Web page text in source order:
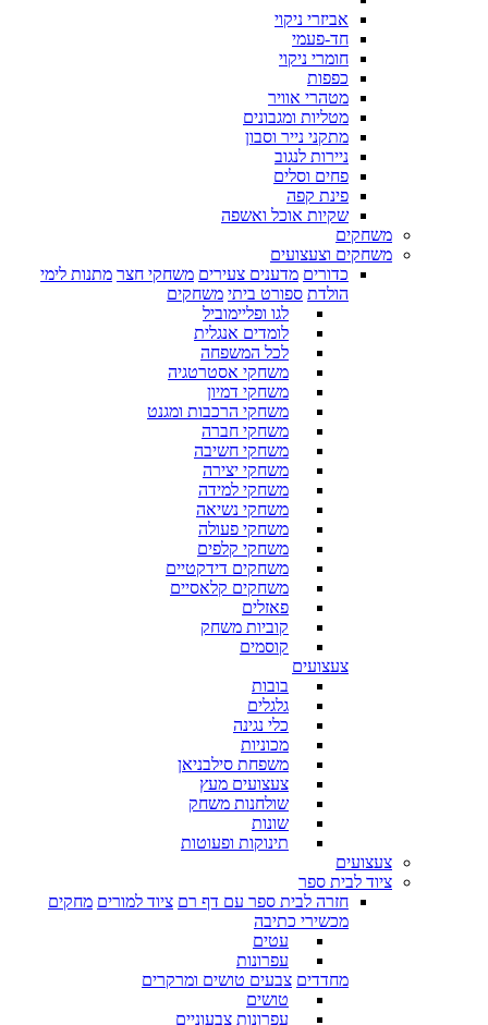
אביזרי ניקוי
חד-פעמי
חומרי ניקוי
כפפות
מטהרי אוויר
מטליות ומגבונים
מתקני נייר וסבון
ניירות לנגוב
פחים וסלים
פינת קפה
שקיות אוכל ואשפה
משחקים
משחקים וצעצועים
כדורים מדענים צעירים משחקי חצר מתנות לימי
הולדת ספורט ביתי משחקים
לגו ופליימוביל
לומדים אנגלית
לכל המשפחה
משחקי אסטרטגיה
משחקי דמיון
משחקי הרכבות ומגנט
משחקי חברה
משחקי חשיבה
משחקי יצירה
משחקי למידה
משחקי נשיאה
משחקי פעולה
משחקי קלפים
משחקים דידקטיים
משחקים קלאסיים
פאזלים
קוביות משחק
קוסמים
צעצועים
בובות
גלגלים
כלי נגינה
מכוניות
משפחת סילבניאן
צעצועים מעץ
שולחנות משחק
שונות
תינוקות ופעוטות
צעצועים
ציוד לבית ספר
חזרה לבית ספר עם דף רם ציוד למורים מחקים
מכשירי כתיבה
עטים
עפרונות
מחדדים צבעים טושים ומרקרים
טושים
עפרונות צבעוניים